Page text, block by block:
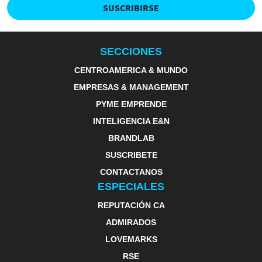
SUSCRIBIRSE
SECCIONES
CENTROAMERICA & MUNDO
EMPRESAS & MANAGEMENT
PYME EMPRENDE
INTELIGENCIA E&N
BRANDLAB
SUSCRIBETE
CONTACTANOS
ESPECIALES
REPUTACIÓN CA
ADMIRADOS
LOVEMARKS
RSE